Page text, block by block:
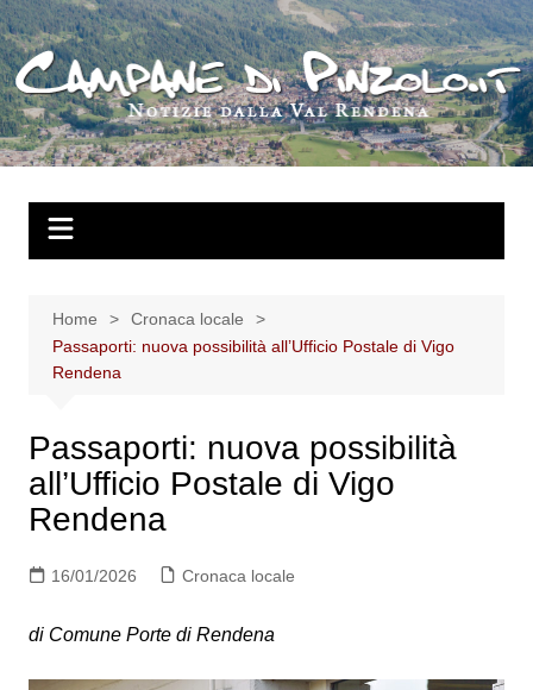
Salta
al
contenuto
Home
Cronaca locale
Passaporti: nuova possibilità all’Ufficio Postale di Vigo
Rendena
Passaporti: nuova possibilità
all’Ufficio Postale di Vigo
Rendena
16/01/2026 Cronaca locale
di Comune Porte di Rendena